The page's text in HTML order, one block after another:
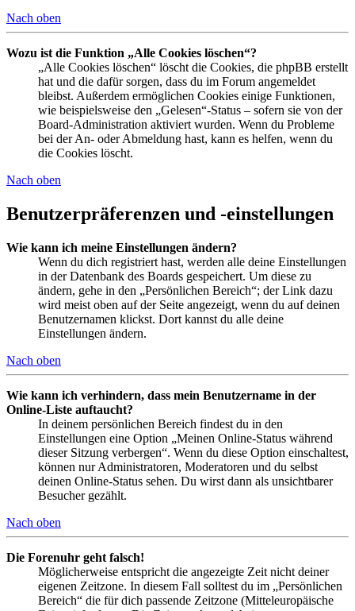
Nach oben
Wozu ist die Funktion „Alle Cookies löschen“?
„Alle Cookies löschen“ löscht die Cookies, die phpBB erstellt
hat und die dafür sorgen, dass du im Forum angemeldet
bleibst. Außerdem ermöglichen Cookies einige Funktionen,
wie beispielsweise den „Gelesen“-Status – sofern sie von der
Board-Administration aktiviert wurden. Wenn du Probleme
bei der An- oder Abmeldung hast, kann es helfen, wenn du
die Cookies löscht.
Nach oben
Benutzerpräferenzen und -einstellungen
Wie kann ich meine Einstellungen ändern?
Wenn du dich registriert hast, werden alle deine Einstellungen
in der Datenbank des Boards gespeichert. Um diese zu
ändern, gehe in den „Persönlichen Bereich“; der Link dazu
wird meist oben auf der Seite angezeigt, wenn du auf deinen
Benutzernamen klickst. Dort kannst du alle deine
Einstellungen ändern.
Nach oben
Wie kann ich verhindern, dass mein Benutzername in der
Online-Liste auftaucht?
In deinem persönlichen Bereich findest du in den
Einstellungen eine Option „Meinen Online-Status während
dieser Sitzung verbergen“. Wenn du diese Option einschaltest,
können nur Administratoren, Moderatoren und du selbst
deinen Online-Status sehen. Du wirst dann als unsichtbarer
Besucher gezählt.
Nach oben
Die Forenuhr geht falsch!
Möglicherweise entspricht die angezeigte Zeit nicht deiner
eigenen Zeitzone. In diesem Fall solltest du im „Persönlichen
Bereich“ die für dich passende Zeitzone (Mitteleuropäische